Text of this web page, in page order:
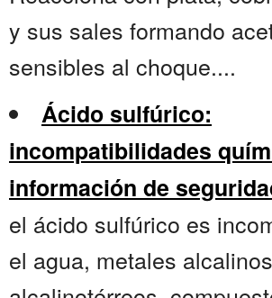
y sus sales formando
sensibles al choque....
Ácido sulfúrico:
incompatibilidades
información de
el ácido sulfúrico es
el agua, metales